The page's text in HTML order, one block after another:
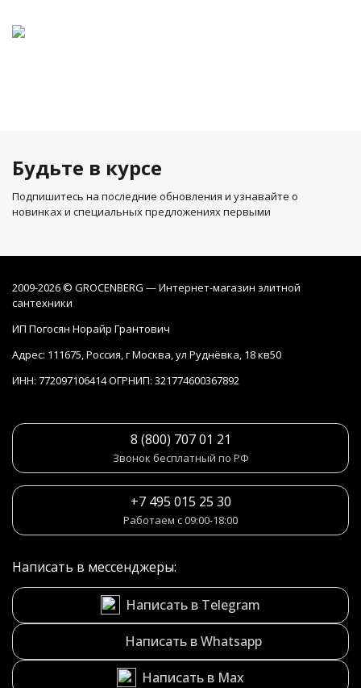
Будьте в курсе
Подпишитесь на последние обновления и узнавайте о
новинках и специальных предложениях первыми
2009-2026 © GROCENBERG — Интернет-магазин элитной
сантехники
ИП Погосян Норайр Грантович
Адрес: 111675, Россия, г Москва, ул Руднёвка, 18 кв50
ИНН: 772097106414 ОГРНИП: 321774600367892
8 (800) 707 01 21
Звонок бесплатный по РФ
+7 495 015 25 30
Работаем с 09:00-18:00
Написать в мессенджеры:
Написать в Telegram
Написать в Whatsapp
Написать в Max